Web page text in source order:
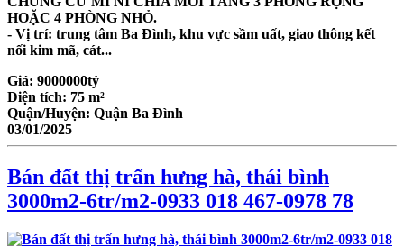
HOẶC 4 PHÒNG NHỎ.
- Vị trí: trung tâm Ba Đình, khu vực sầm uất, giao thông kết
nối kim mã, cát...
Giá: 9000000tỷ
Diện tích: 75 m²
Quận/Huyện: Quận Ba Đình
03/01/2025
Bán đất thị trấn hưng hà, thái bình
3000m2-6tr/m2-0933 018 467-0978 78